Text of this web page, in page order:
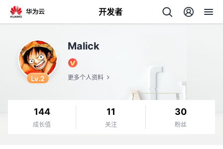
开发者
Lv.2
Malick
更多个人资料
144
成长值
11
关注
30
粉丝